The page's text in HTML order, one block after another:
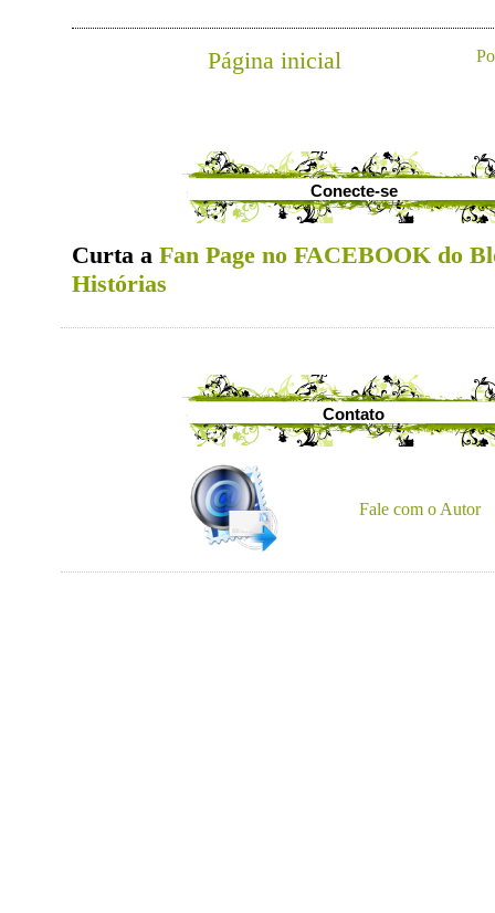
Página inicial
Conecte-se
Curta a Fan Page no FACEBOOK do
Histórias
Contato
Fale com o Autor